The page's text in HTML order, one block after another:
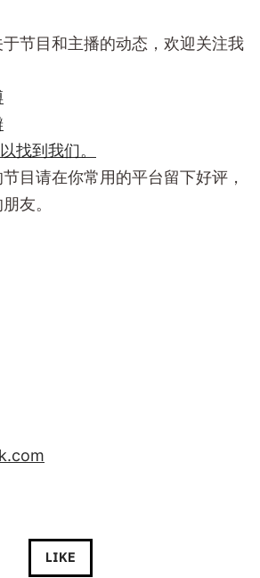
节目和主播的动态，欢迎关注我
找到我们。
目请在你常用的平台留下好评，
友。
LIKE